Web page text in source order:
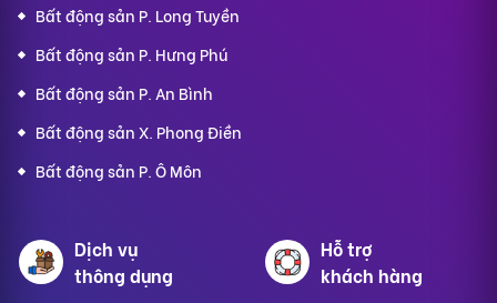
Bất động sản P. Long Tuyền
Bất động sản P. Hưng Phú
Bất động sản P. An Bình
Bất động sản X. Phong Điền
Bất động sản P. Ô Môn
Dịch vụ
thông dụng
Hỗ trợ
khách hàng